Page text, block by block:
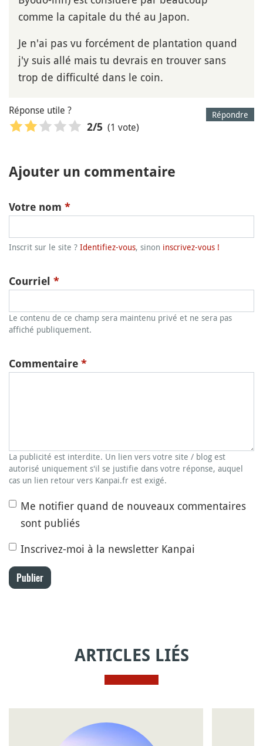
comme la capitale du thé au Japon.
Je n'ai pas vu forcément de plantation quand
j'y suis allé mais tu devrais en trouver sans
trop de difficulté dans le coin.
Répondre
Réponse utile ?
2/5 (1 vote)
Ajouter un commentaire
Votre nom *
Inscrit sur le site ? Identifiez-vous, sinon inscrivez-vous !
Courriel *
Le contenu de ce champ sera maintenu privé et ne sera pas
affiché publiquement.
Commentaire *
La publicité est interdite. Un lien vers votre site / blog est
autorisé uniquement s'il se justifie dans votre réponse, auquel
cas un lien retour vers Kanpai.fr est exigé.
Me notifier quand de nouveaux commentaires
sont publiés
Inscrivez-moi à la newsletter Kanpai
Publier
ARTICLES LIÉS